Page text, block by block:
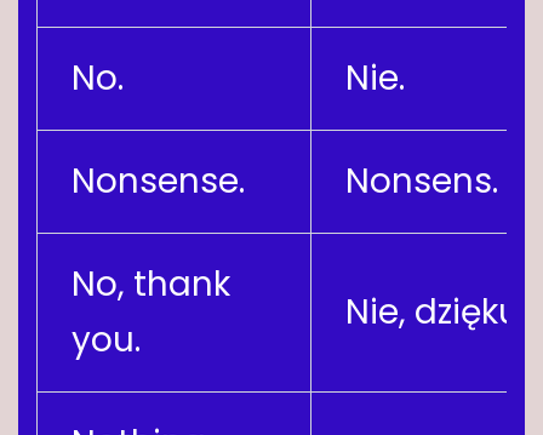
No. Nie.
Nonsense. Nonsens.
No, thank
you.
Nie,